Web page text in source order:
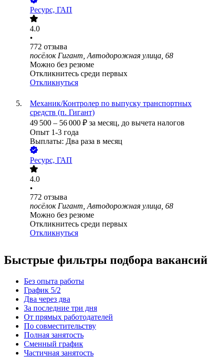
Ресурс, ГАП
4.0
•
772 отзыва
посёлок Гигант, Автодорожная улица, 68
Можно без резюме
Откликнитесь среди первых
Откликнуться
Механик/Контролер по выпуску транспортных
средств (п. Гигант)
49 500 – 56 000 ₽ за месяц, до вычета налогов
Опыт 1-3 года
Выплаты: Два раза в месяц
Ресурс, ГАП
4.0
•
772 отзыва
посёлок Гигант, Автодорожная улица, 68
Можно без резюме
Откликнитесь среди первых
Откликнуться
Быстрые фильтры подбора вакансий
Без опыта работы
График 5/2
Два через два
За последние три дня
От прямых работодателей
По совместительству
Полная занятость
Сменный график
Частичная занятость